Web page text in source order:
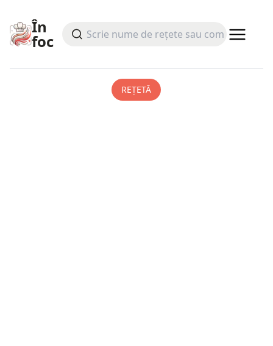
În
foc
REȚETĂ